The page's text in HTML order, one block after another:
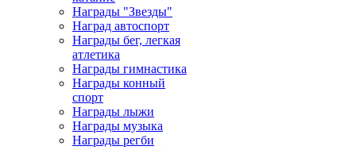
Награды "Звезды"
Наград автоспорт
Награды бег, легкая
атлетика
Награды гимнастика
Награды конный
спорт
Награды лыжи
Награды музыка
Награды регби